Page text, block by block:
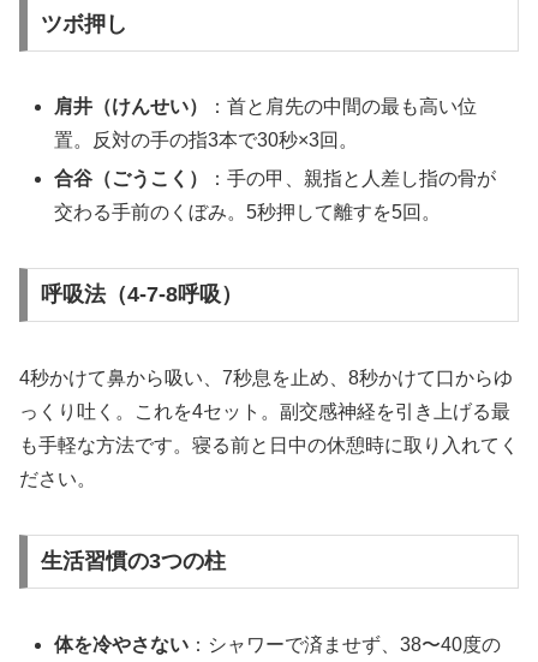
ツボ押し
肩井（けんせい）
：首と肩先の中間の最も高い位
置。反対の手の指3本で30秒×3回。
合谷（ごうこく）
：手の甲、親指と人差し指の骨が
交わる手前のくぼみ。5秒押して離すを5回。
呼吸法（4-7-8呼吸）
4秒かけて鼻から吸い、7秒息を止め、8秒かけて口からゆ
っくり吐く。これを4セット。副交感神経を引き上げる最
も手軽な方法です。寝る前と日中の休憩時に取り入れてく
ださい。
生活習慣の3つの柱
体を冷やさない ：シャワーで済ませず、38〜40度の